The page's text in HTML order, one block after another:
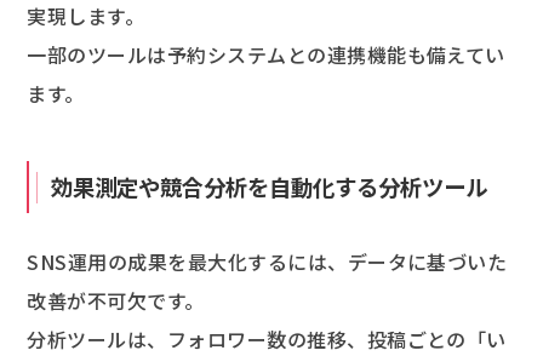
実現します。
一部のツールは予約システムとの連携機能も備えてい
ます。
効果測定や競合分析を自動化する分析ツール
SNS運用の成果を最大化するには、データに基づいた
改善が不可欠です。
分析ツールは、フォロワー数の推移、投稿ごとの「い